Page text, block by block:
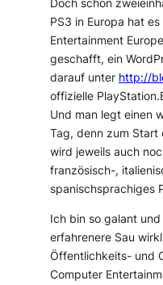
Doch schon
PS3 in Europa hat
Entertainment
geschafft, ein
darauf unter http://
offizielle
Und man legt einen
Tag, denn zum Start
wird jeweils auch
französisch-,
spanischsprachiges
Ich bin so galant
erfahrenere Sau
Öffentlichkeits- und
Computer